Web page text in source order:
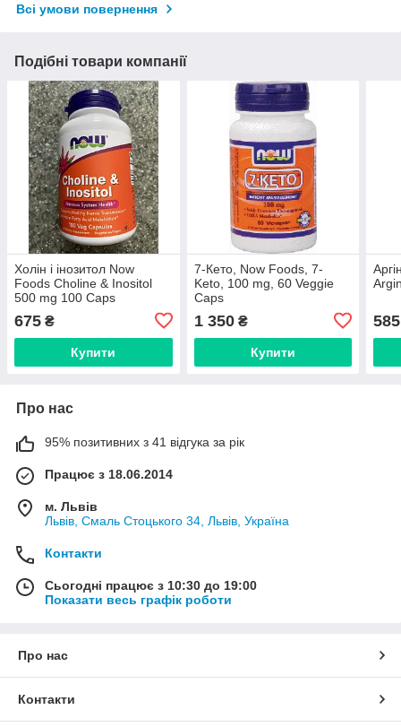
Всі умови повернення
Подібні товари компанії
Холін і інозитол Now
Foods Choline & Inositol
500 mg 100 Caps
675 ₴
Купити
7-Кето, Now Foods, 7-
Keto, 100 mg, 60 Veggie
Caps
1 350₴
Купити
585
Про нас
95% позитивних з 41 відгука за рік
Працює з 18.06.2014
м. Львів
Львів, Смаль Стоцького 34, Львів, Україна
Контакти
Сьогодні працює з 10:30 до 19:00
Показати весь графік роботи
Про нас
Контакти